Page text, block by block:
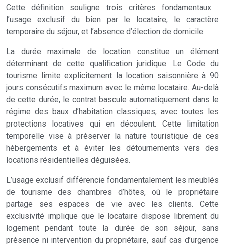
Cette définition souligne trois critères fondamentaux :
l’usage exclusif du bien par le locataire, le caractère
temporaire du séjour, et l’absence d’élection de domicile.
La durée maximale de location constitue un élément
déterminant de cette qualification juridique. Le Code du
tourisme limite explicitement la location saisonnière à 90
jours consécutifs maximum avec le même locataire. Au-delà
de cette durée, le contrat bascule automatiquement dans le
régime des baux d’habitation classiques, avec toutes les
protections locatives qui en découlent. Cette limitation
temporelle vise à préserver la nature touristique de ces
hébergements et à éviter les détournements vers des
locations résidentielles déguisées.
L’usage exclusif différencie fondamentalement les meublés
de tourisme des chambres d’hôtes, où le propriétaire
partage ses espaces de vie avec les clients. Cette
exclusivité implique que le locataire dispose librement du
logement pendant toute la durée de son séjour, sans
présence ni intervention du propriétaire, sauf cas d’urgence